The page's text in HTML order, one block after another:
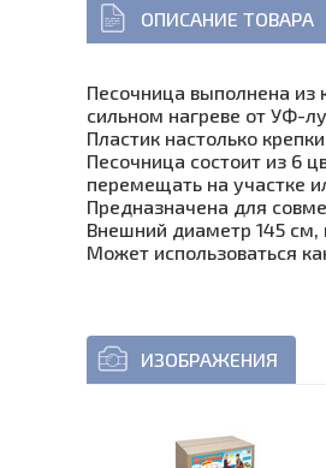
ОПИСАНИЕ ТОВАРА
Песочница выполнена из
сильном нагреве от УФ-
Пластик настолько
Песочница состоит из 6
перемещать на участке
Предназначена для
Внешний диаметр 145 см,
Может использоваться
ИЗОБРАЖЕНИЯ